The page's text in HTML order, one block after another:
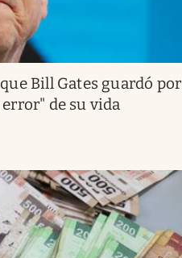
Bill Gates guardó por
de su vida